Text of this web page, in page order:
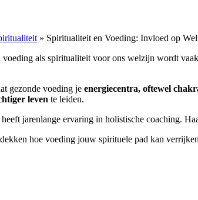
» Spiritualiteit en Voeding: Invloed op
als spiritualiteit voor ons welzijn wordt
gezonde voeding je energiecentra, oftewel
leven te leiden.
jarenlange ervaring in holistische coaching.
hoe voeding jouw spirituele pad kan